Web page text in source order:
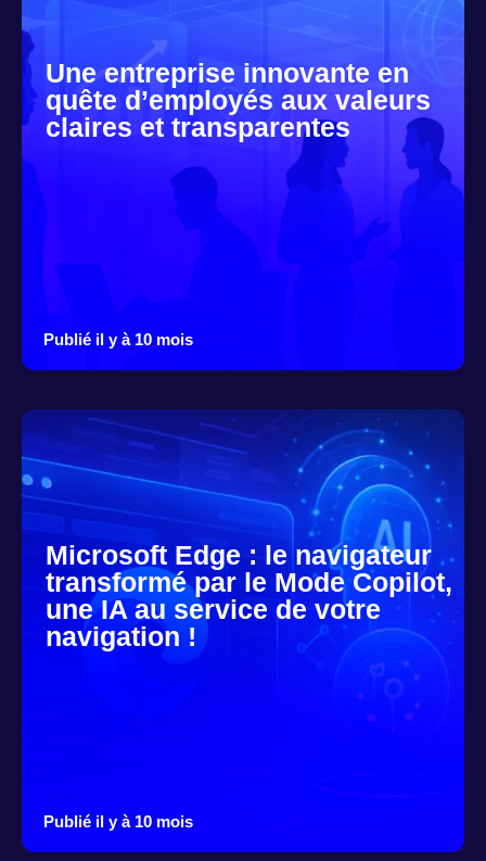
Une entreprise innovante en
quête d’employés aux valeurs
claires et transparentes
Publié il y à 10 mois
Microsoft Edge : le navigateur
transformé par le Mode Copilot,
une IA au service de votre
navigation !
Publié il y à 10 mois